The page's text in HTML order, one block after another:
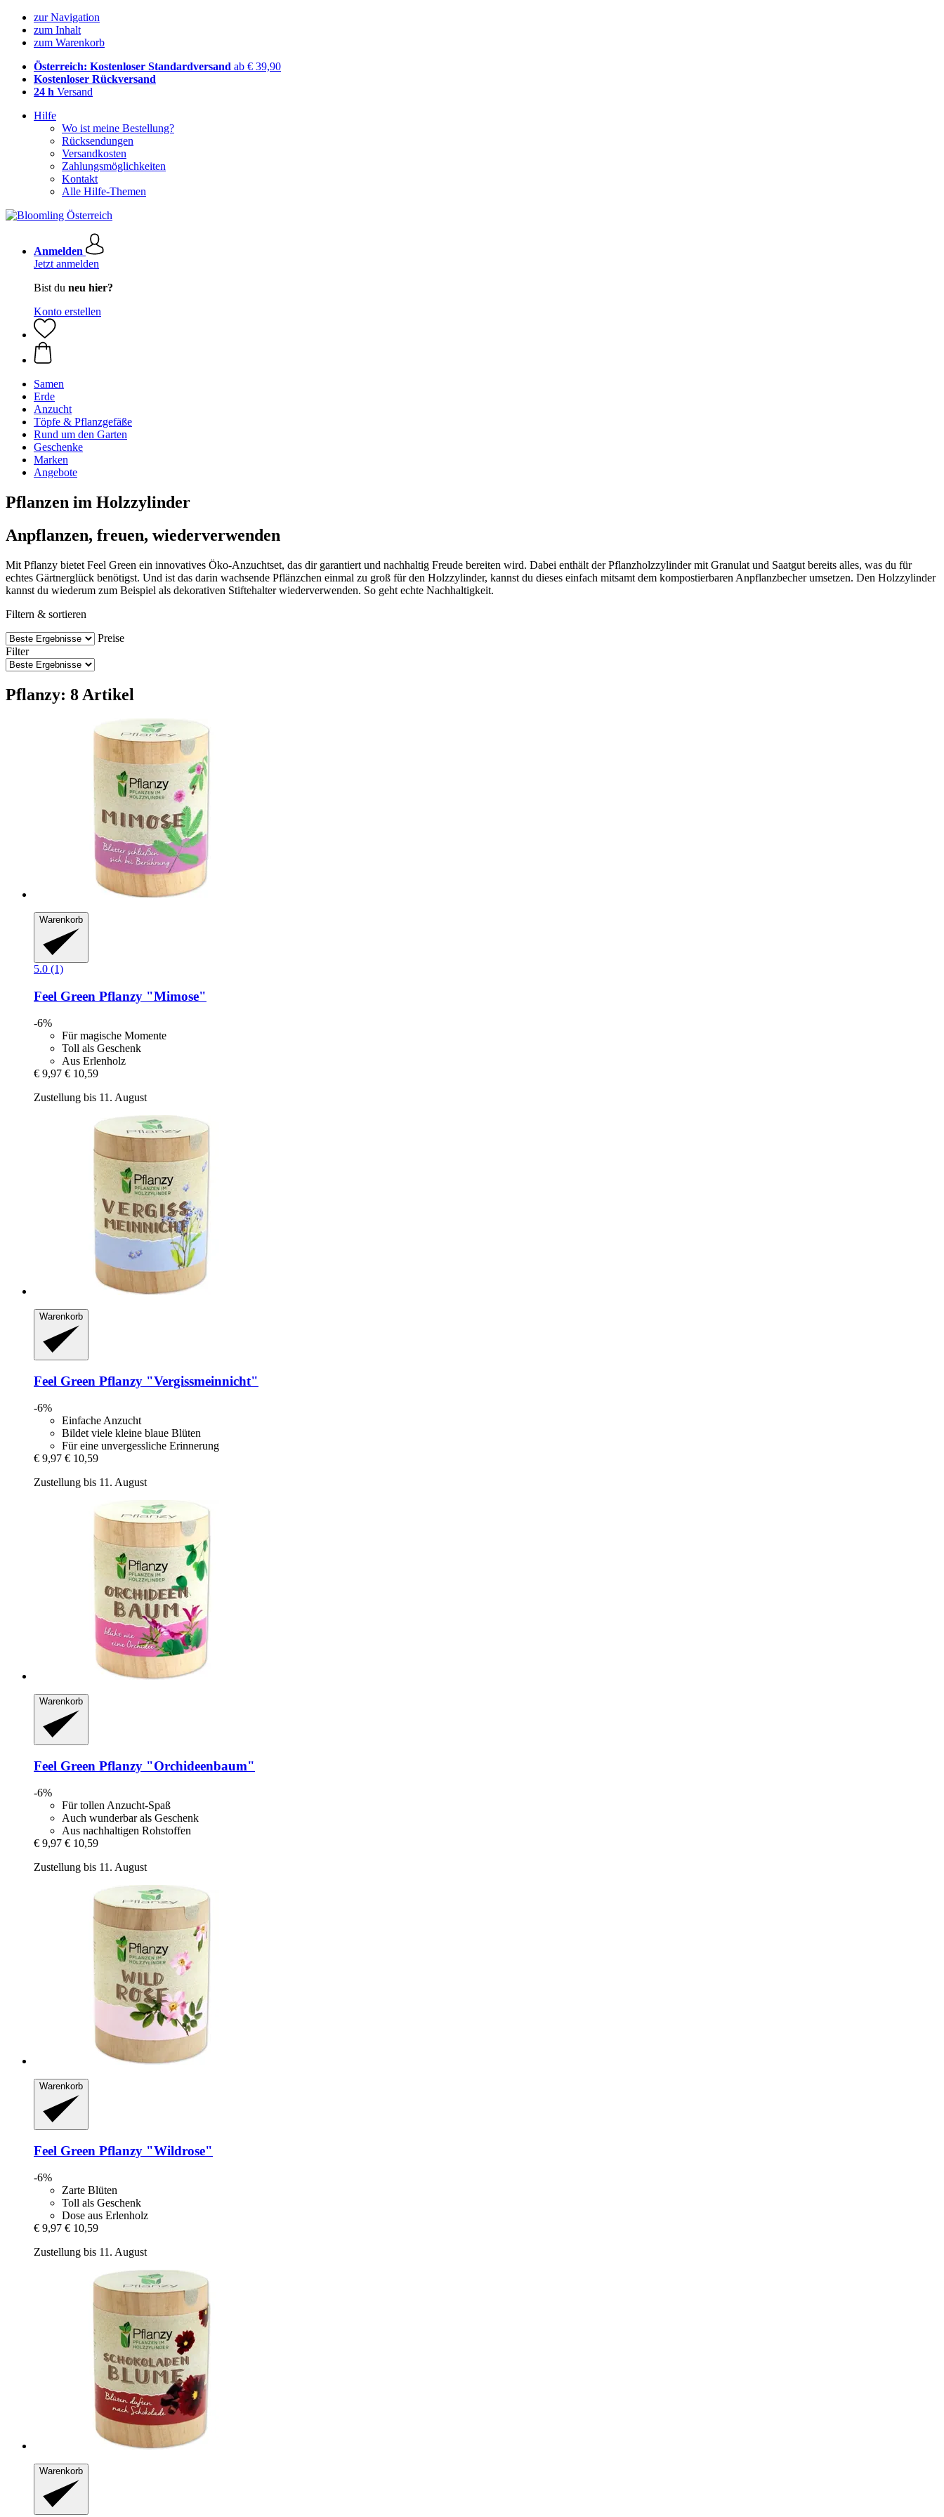
zur Navigation
zum Inhalt
zum Warenkorb
Österreich: Kostenloser Standardversand ab € 39,90
Kostenloser Rückversand
24 h Versand
Hilfe
Wo ist meine Bestellung?
Rücksendungen
Versandkosten
Zahlungsmöglichkeiten
Kontakt
Alle Hilfe-Themen
Anmelden
Jetzt anmelden
Bist du neu hier?
Konto erstellen
Samen
Erde
Anzucht
Töpfe & Pflanzgefäße
Rund um den Garten
Geschenke
Marken
Angebote
Pflanzen im Holzzylinder
Anpflanzen, freuen, wiederverwenden
Mit Pflanzy bietet Feel Green ein innovatives Öko-Anzuchtset, das dir garantiert und nachhaltig Freude bereiten wird. Dabei enthält der Pflanzholzzylinder mit Granulat und Saatgut bereits alles, was du für
echtes Gärtnerglück benötigst. Und ist das darin wachsende Pflänzchen einmal zu groß für den Holzzylinder, kannst du dieses einfach mitsamt dem kompostierbaren Anpflanzbecher umsetzen. Den Holzzylinder
kannst du wiederum zum Beispiel als dekorativen Stiftehalter wiederverwenden. So geht echte Nachhaltigkeit.
Filtern & sortieren
Preise
Filter
Pflanzy: 8 Artikel
Warenkorb
5.0 (1)
Feel Green Pflanzy "Mimose"
-6%
Für magische Momente
Toll als Geschenk
Aus Erlenholz
€ 9,97 € 10,59
Zustellung bis 11. August
Warenkorb
Feel Green Pflanzy "Vergissmeinnicht"
-6%
Einfache Anzucht
Bildet viele kleine blaue Blüten
Für eine unvergessliche Erinnerung
€ 9,97 € 10,59
Zustellung bis 11. August
Warenkorb
Feel Green Pflanzy "Orchideenbaum"
-6%
Für tollen Anzucht-Spaß
Auch wunderbar als Geschenk
Aus nachhaltigen Rohstoffen
€ 9,97 € 10,59
Zustellung bis 11. August
Warenkorb
Feel Green Pflanzy "Wildrose"
-6%
Zarte Blüten
Toll als Geschenk
Dose aus Erlenholz
€ 9,97 € 10,59
Zustellung bis 11. August
Warenkorb